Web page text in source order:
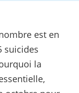
est en
suicides
la